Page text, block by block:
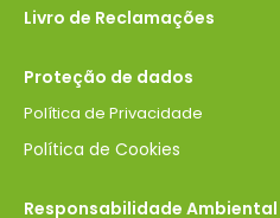
Livro de Reclamações
Proteção de dados
Política de Privacidade
Política de Cookies
Responsabilidade Ambiental